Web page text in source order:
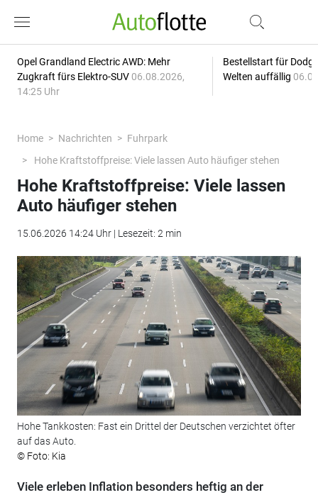
Opel Grandland Electric AWD: Mehr
Zugkraft fürs Elektro-SUV 06.08.2026,
14:25 Uhr
Bestellstart für
Welten auffällig
Home Nachrichten
Fuhrpark
Hohe Kraftstoffpreise: Viele lassen Auto häufiger stehen
Hohe Kraftstoffpreise: Viele lassen
Auto häufiger stehen
15.06.2026 14:24 Uhr | Lesezeit: 2 min
Hohe Tankkosten: Fast ein Drittel der Deutschen verzichtet öfter
auf das Auto.
© Foto: Kia
Viele erleben Inflation besonders heftig an der